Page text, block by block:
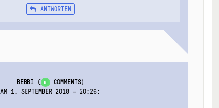
ANTWORTEN
BEBBI ( 6 COMMENTS)
AM 1. SEPTEMBER 2018 — 20:26: